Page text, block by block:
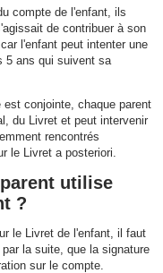
compte de l'enfant, ils
de contribuer à son
l'enfant peut intenter une
5 ans qui suivent sa
conjointe, chaque parent
du Livret et peut intervenir
rencontrés
le Livret a posteriori.
utilise
?
le Livret de l'enfant, il faut
la suite, que la signature
sur le compte.